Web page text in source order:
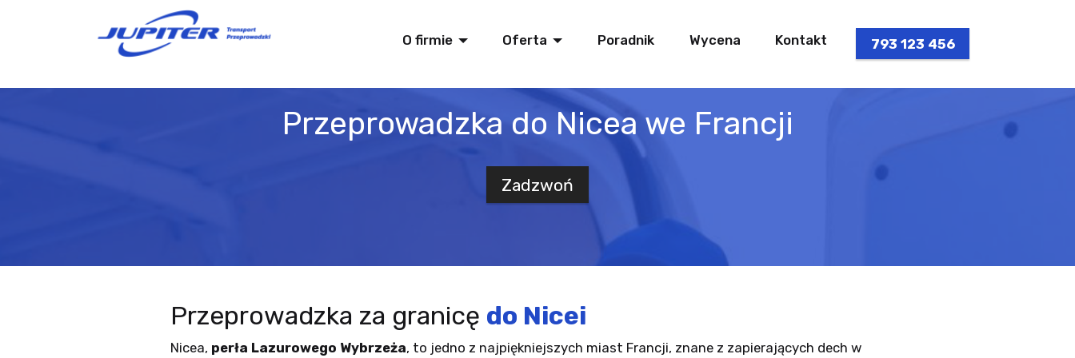
O firmie Oferta Poradnik Wycena Kontakt 793 123 456
Przeprowadzka do Nicea we Francji
Zadzwoń
Przeprowadzka za granicę do Nicei
Nicea, perła Lazurowego Wybrzeża, to jedno z najpiękniejszych miast Francji, znane z zapierających dech w